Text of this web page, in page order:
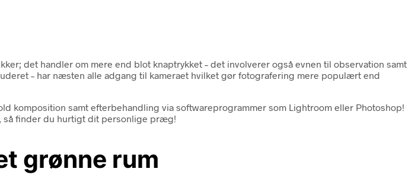
det handler om mere end blot knaptrykket – det involverer også evnen til observation samt
– har næsten alle adgang til kameraet hvilket gør fotografering mere populært end
komposition samt efterbehandling via softwareprogrammer som Lightroom eller Photoshop!
så finder du hurtigt dit personlige præg!
grønne rum